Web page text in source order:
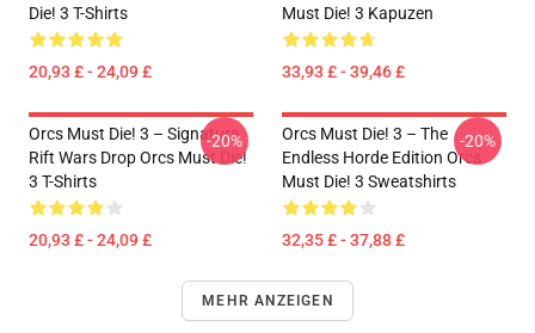
Die! 3 T-Shirts
20,93 £ - 24,09 £
Must Die! 3 Kapuzen
33,93 £ - 39,46 £
Orcs Must Die! 3 – Signature
Rift Wars Drop Orcs Must Die!
3 T-Shirts
20,93 £ - 24,09 £
-20%
Orcs Must Die! 3 – The
Endless Horde Edition Orcs
Must Die! 3 Sweatshirts
32,35 £ - 37,88 £
-20%
MEHR ANZEIGEN